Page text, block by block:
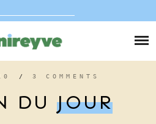
/ 3 COMMENTS
DUJOUR